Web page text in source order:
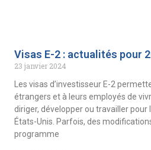
Visas E-2 : actualités pour
23 janvier 2024
Les visas d’investisseur E-2
étrangers et à leurs employés de
diriger, développer ou travailler pour
États-Unis. Parfois, des
programme